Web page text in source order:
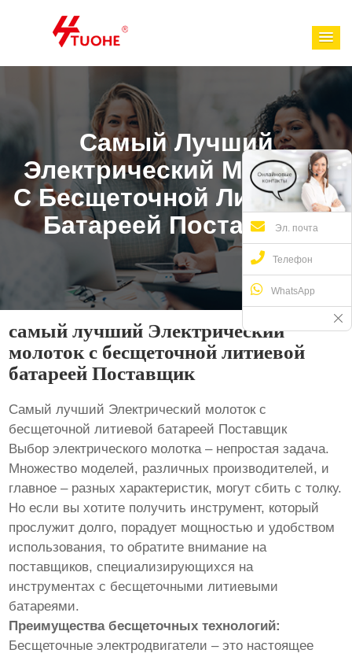
Самый Лучший
Электрический Молоток
С Бесщеточной Литиевой
Батареей Поставщик
самый лучший Электрический
молоток с бесщеточной литиевой
батареей Поставщик
Самый лучший Электрический молоток с
бесщеточной литиевой батареей Поставщик
Выбор электрического молотка – непростая задача.
Множество моделей, различных производителей, и
главное – разных характеристик, могут сбить с толку.
Но если вы хотите получить инструмент, который
прослужит долго, порадует мощностью и удобством
использования, то обратите внимание на
поставщиков, специализирующихся на
инструментах с бесщеточными литиевыми
батареями.
Преимущества бесщеточных технологий:
Бесщеточные электродвигатели – это настоящее
Эл. почта
Телефон
WhatsApp